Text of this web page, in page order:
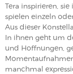
Tera inspirieren,
spielen einzeln
Aus dieser
In ihnen geht um
und Hoffnungen,
manchmal